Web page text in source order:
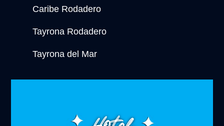
Caribe Rodadero
Tayrona Rodadero
Tayrona del Mar